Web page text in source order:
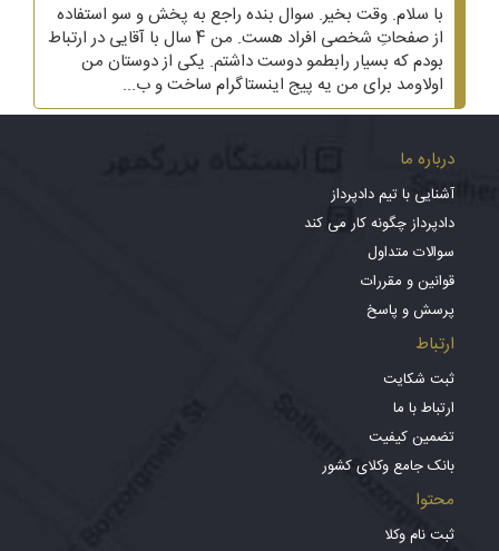
با سلام. وقت بخیر. سوال بنده راجع به پخش و سو استفاده
از صفحاتِ شخصی افراد هست. من 4 سال با آقایی در ارتباط
بودم که بسیار رابطمو دوست داشتم. یکی از دوستان من
اولاومد برای من یه پیج اینستاگرام ساخت و ب...
درباره ما
آشنایی با تیم دادپرداز
دادپرداز چگونه کار می کند
سوالات متداول
قوانین و مقررات
پرسش و پاسخ
ارتباط
ثبت شکایت
ارتباط با ما
تضمین کیفیت
بانک جامع وکلای کشور
محتوا
ثبت نام وکلا